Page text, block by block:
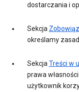
dostarczania i
Sekcja
określamy
Sekcja Treści w
prawa
użytkownik